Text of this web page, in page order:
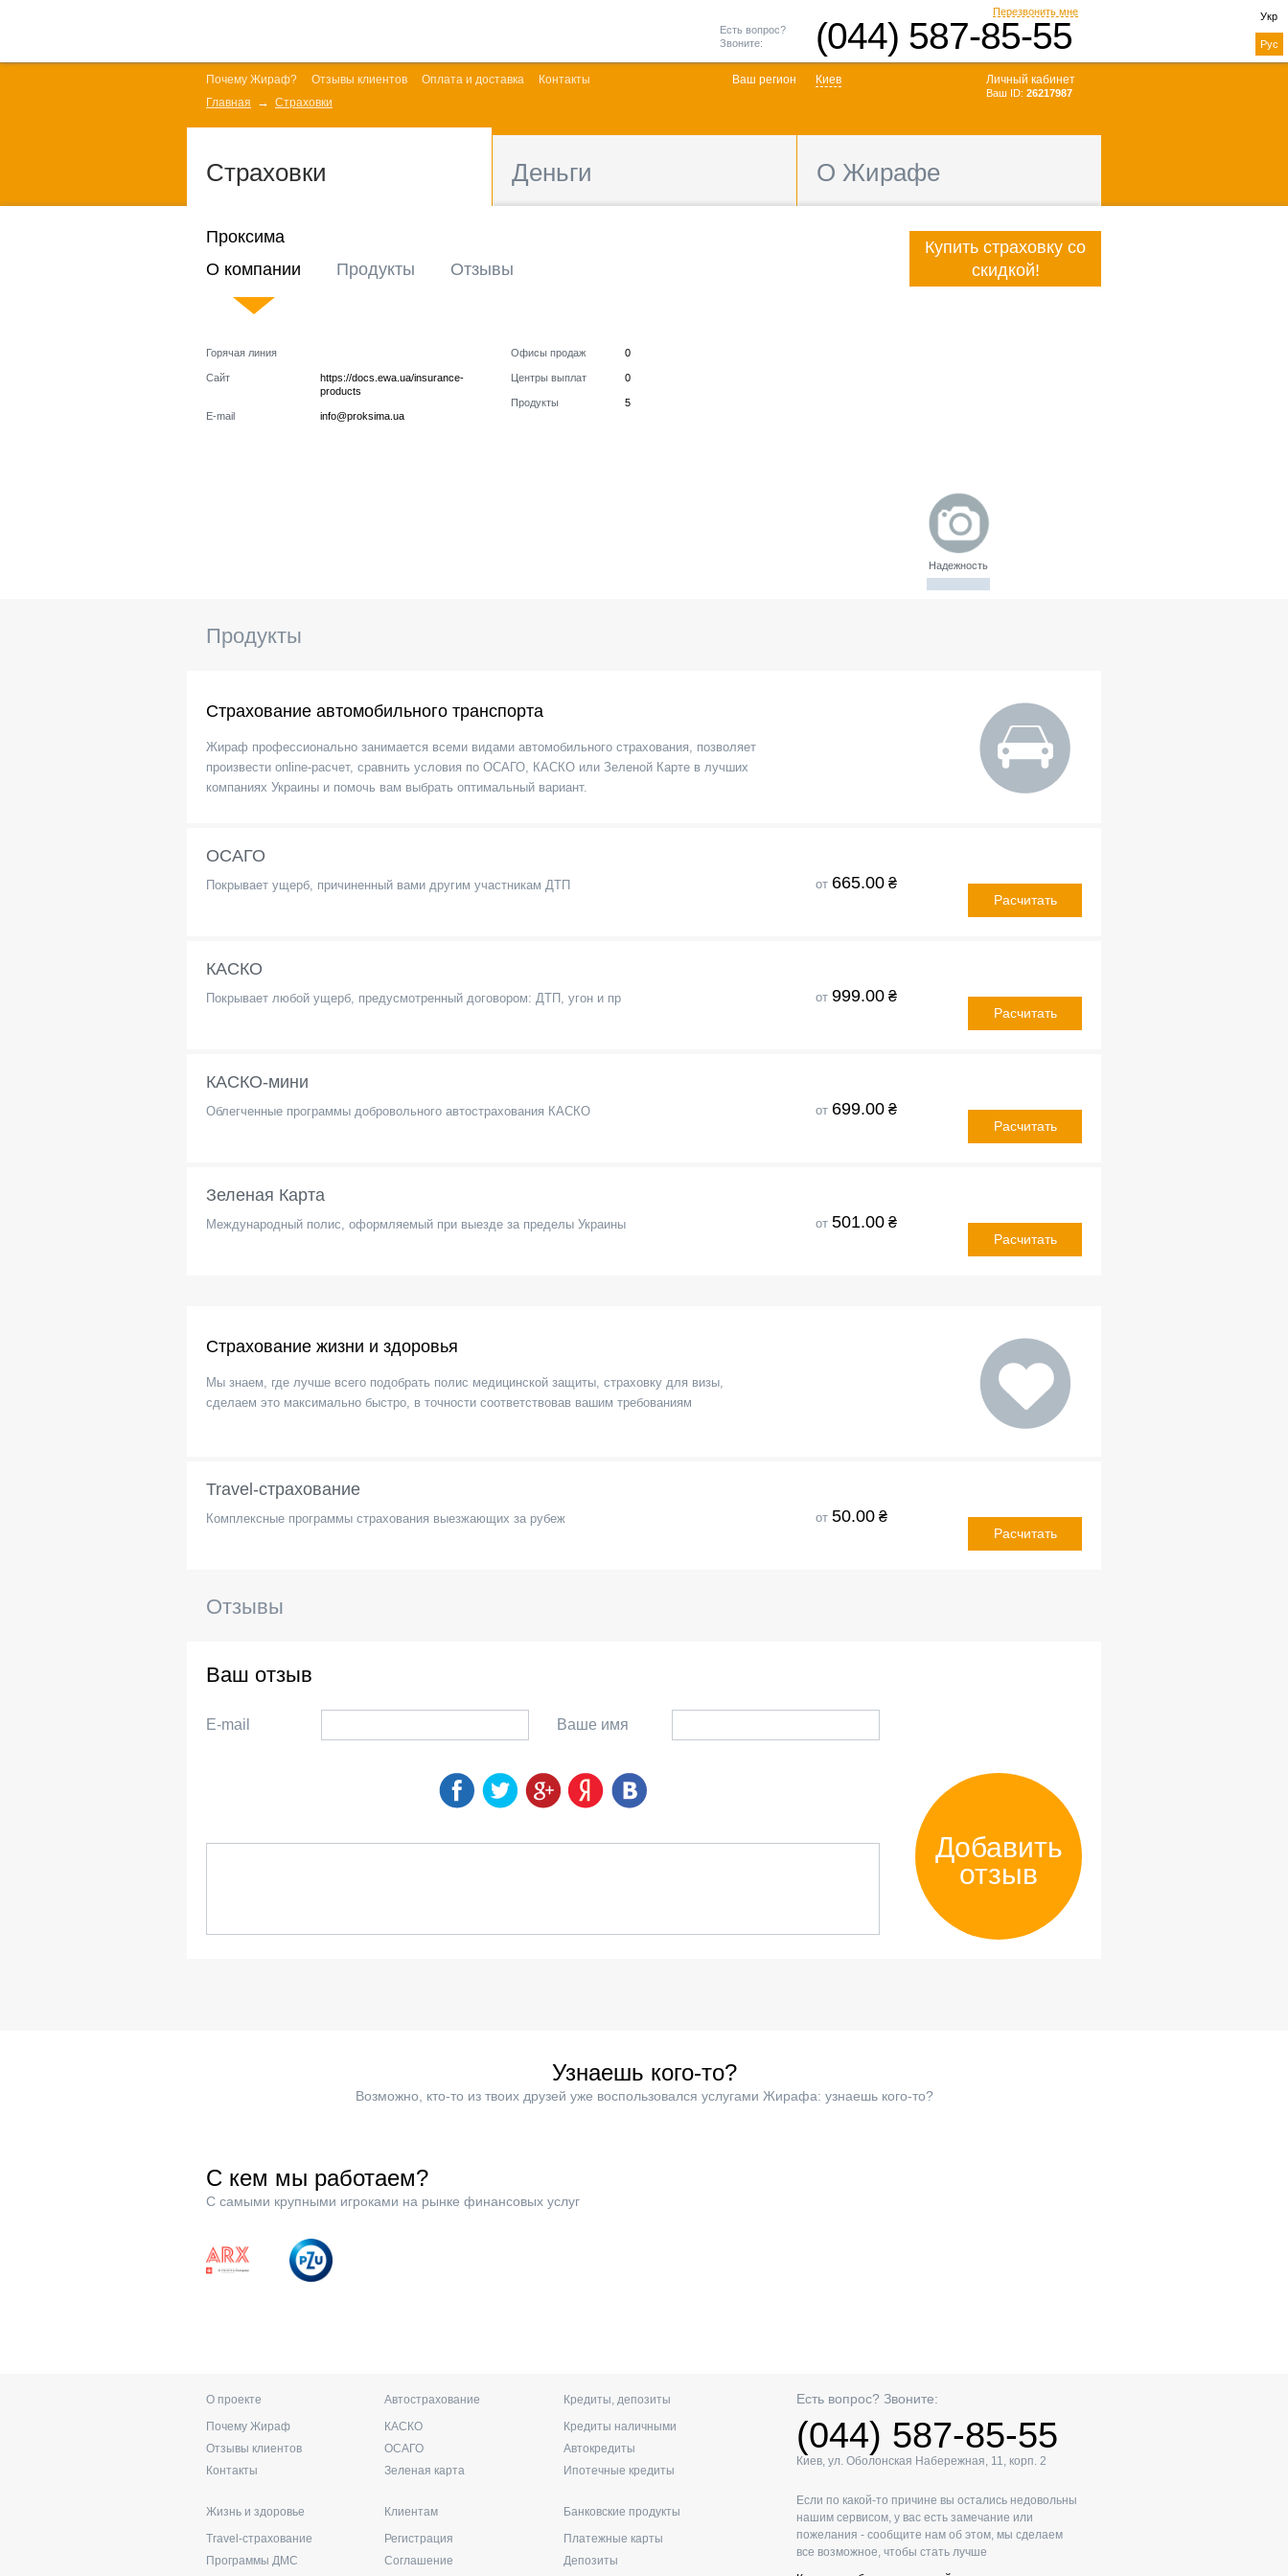
Перезвонить мне
(044) 587-85-55
Есть вопрос?
Звоните:
Почему Жираф? Отзывы клиентов Оплата и доставка
Контакты
Главная
Страховки
Личный кабинет
Ваш ID: 26217987
Ваш регион Киев
Укр
Рус
Страховки Деньги О Жирафе
Проксима
О компании
Продукты Отзывы
Купить страховку со
скидкой!
Горячая линия
Сайт
https://docs.ewa.ua/insurance-
products
E-mail info@proksima.ua
Офисы продаж 0
Центры выплат 0
Продукты 5
Надежность
Продукты
Страхование автомобильного транспорта
Жираф профессионально занимается всеми видами автомобильного страхования, позволяет
произвести online-расчет, сравнить условия по ОСАГО, КАСКО или Зеленой Карте в лучших
компаниях Украины и помочь вам выбрать оптимальный вариант.
ОСАГО
Покрывает ущерб, причиненный вами другим участникам ДТП
Расчитать
от 665.00 ₴
КАСКО
Покрывает любой ущерб, предусмотренный договором: ДТП, угон и пр
Расчитать
от 999.00 ₴
КАСКО-мини
Облегченные программы добровольного автострахования КАСКО
Расчитать
от 699.00 ₴
Зеленая Карта
Международный полис, оформляемый при выезде за пределы Украины
Расчитать
от 501.00 ₴
Страхование жизни и здоровья
Мы знаем, где лучше всего подобрать полис медицинской защиты, страховку для визы,
сделаем это максимально быстро, в точности соответствовав вашим требованиям
Travel-страхование
Комплексные программы страхования выезжающих за рубеж
Расчитать
от 50.00 ₴
Отзывы
Ваш отзыв
Добавить
отзыв
E-mail Ваше имя
Узнаешь кого-то?
Возможно, кто-то из твоих друзей уже воспользовался услугами Жирафа: узнаешь кого-то?
С кем мы работаем?
С самыми крупными игроками на рынке финансовых услуг
О проекте
Почему Жираф
Отзывы клиентов
Контакты
Автострахование
КАСКО
ОСАГО
Зеленая карта
Кредиты, депозиты
Кредиты наличными
Автокредиты
Ипотечные кредиты
Жизнь и здоровье
Travel-страхование
Программы ДМС
Клиентам
Регистрация
Соглашение
Банковские продукты
Платежные карты
Депозиты
Есть вопрос? Звоните:
(044) 587-85-55
Киев, ул. Оболонская Набережная, 11, корп. 2
Если по какой-то причине вы остались недовольны
нашим сервисом, у вас есть замечание или
пожелания - сообщите нам об этом, мы сделаем
все возможное, чтобы стать лучше